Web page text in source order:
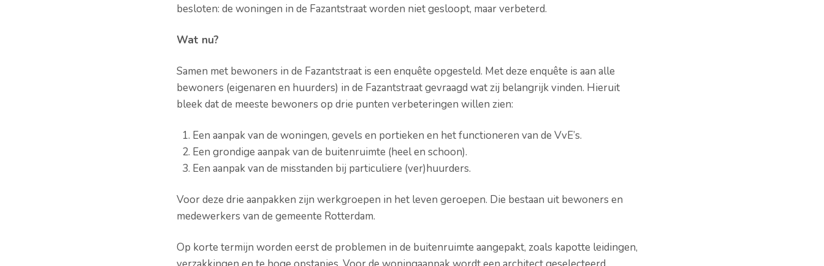
besloten: de woningen in de Fazantstraat worden niet gesloopt, maar verbeterd.
Wat nu?
Samen met bewoners in de Fazantstraat is een enquête opgesteld. Met deze enquête is aan alle
bewoners (eigenaren en huurders) in de Fazantstraat gevraagd wat zij belangrijk vinden. Hieruit
bleek dat de meeste bewoners op drie punten verbeteringen willen zien:
Een aanpak van de woningen, gevels en portieken en het functioneren van de VvE’s.
Een grondige aanpak van de buitenruimte (heel en schoon).
Een aanpak van de misstanden bij particuliere (ver)huurders.
Voor deze drie aanpakken zijn werkgroepen in het leven geroepen. Die bestaan uit bewoners en
medewerkers van de gemeente Rotterdam.
Op korte termijn worden eerst de problemen in de buitenruimte aangepakt, zoals kapotte leidingen,